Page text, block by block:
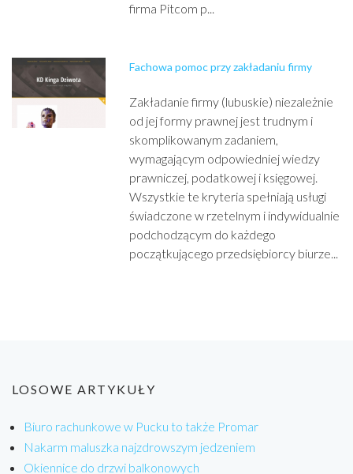
firma Pitcom p...
Fachowa pomoc przy zakładaniu firmy
Zakładanie firmy (lubuskie) niezależnie
od jej formy prawnej jest trudnym i
skomplikowanym zadaniem,
wymagającym odpowiedniej wiedzy
prawniczej, podatkowej i księgowej.
Wszystkie te kryteria spełniają usługi
świadczone w rzetelnym i indywidualnie
podchodzącym do każdego
początkującego przedsiębiorcy biurze...
LOSOWE ARTYKUŁY
Biuro rachunkowe w Pucku to także Promar
Nakarm maluszka najzdrowszym jedzeniem
Okiennice do drzwi balkonowych